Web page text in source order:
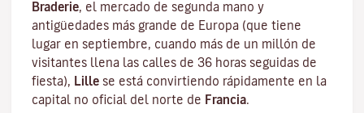
Braderie, el mercado de segunda mano y
antigüedades más grande de Europa (que tiene
lugar en septiembre, cuando más de un millón de
visitantes llena las calles de 36 horas seguidas de
fiesta), Lille se está convirtiendo rápidamente en la
capital no oficial del norte de Francia.